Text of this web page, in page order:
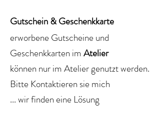
Gutschein &Geschenkkarte
erworbene Gutscheine und
Geschenkkarten imAtelier
können nur im Atelier genutzt werden.
Bitte Kontaktieren sie mich
... wir finden eine Lösung